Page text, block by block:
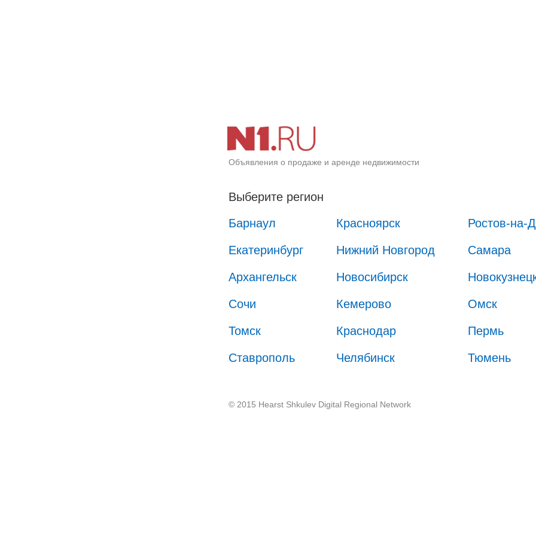
Объявления о продаже и аренде недвижимости
Выберите регион
Барнаул
Красноярск Ростов-на-
Екатеринбург Нижний Новгород Самара
Архангельск Новосибирск
Сочи Кемерово Омск
Томск Краснодар Пермь
Ставрополь Челябинск Тюмень
© 2015 Hearst Shkulev Digital Regional Network